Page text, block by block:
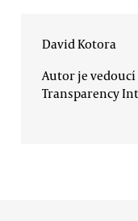
David Kotora
Autor je
Transparency